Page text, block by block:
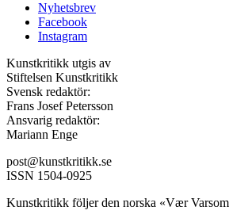
Nyhetsbrev
Facebook
Instagram
Kunstkritikk utgis av
Stiftelsen Kunstkritikk
Svensk redaktör:
Frans Josef Petersson
Ansvarig redaktör:
Mariann Enge
post@kunstkritikk.se
ISSN 1504-0925
Kunstkritikk följer den norska «Vær